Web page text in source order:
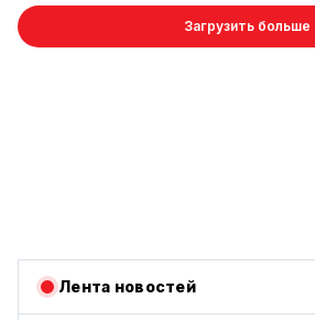
Загрузить больше
Лента новостей